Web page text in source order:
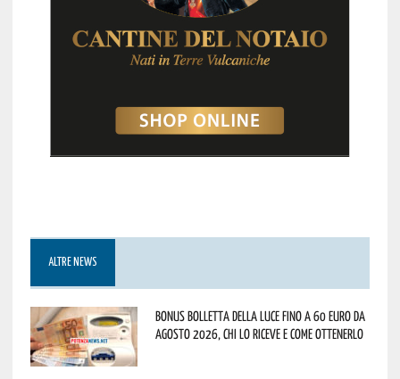
ALTRE NEWS
Bonus bolletta della luce fino a 60 euro da
agosto 2026, chi lo riceve e come ottenerlo